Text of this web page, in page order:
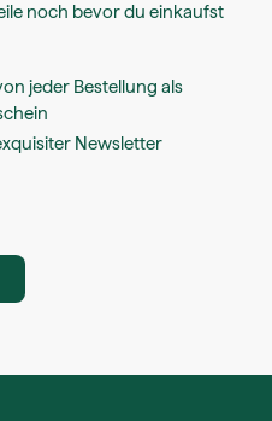
noch bevor du einkaufst
jeder Bestellung als
Newsletter